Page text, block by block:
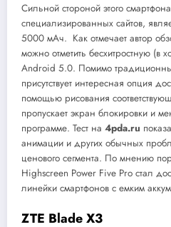
Сильной стороной этого
специализированных сайтов,
5000 мАч. Как отмечает автор
можно отметить бесхитростную (в
Android 5.0. Помимо
присутствует интересная опция
помощью рисования
пропускает экран блокировки и
программе. Тест на 4pda.ru
анимации и других обычных
ценового сегмента. По мнению
Highscreen Power Five Pro стал
линейки смартфонов с емким
ZTE BladeX3